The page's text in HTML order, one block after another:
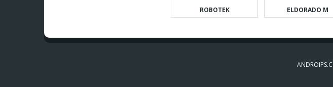
ROBOTEK ELDORADO M